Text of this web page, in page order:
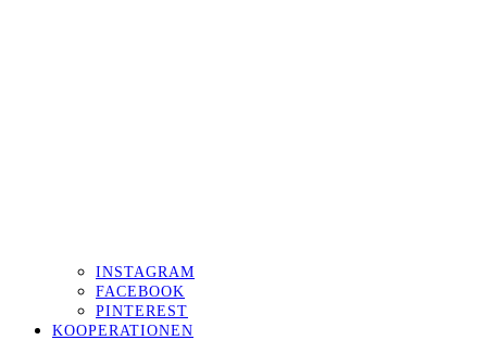
INSTAGRAM
FACEBOOK
PINTEREST
KOOPERATIONEN